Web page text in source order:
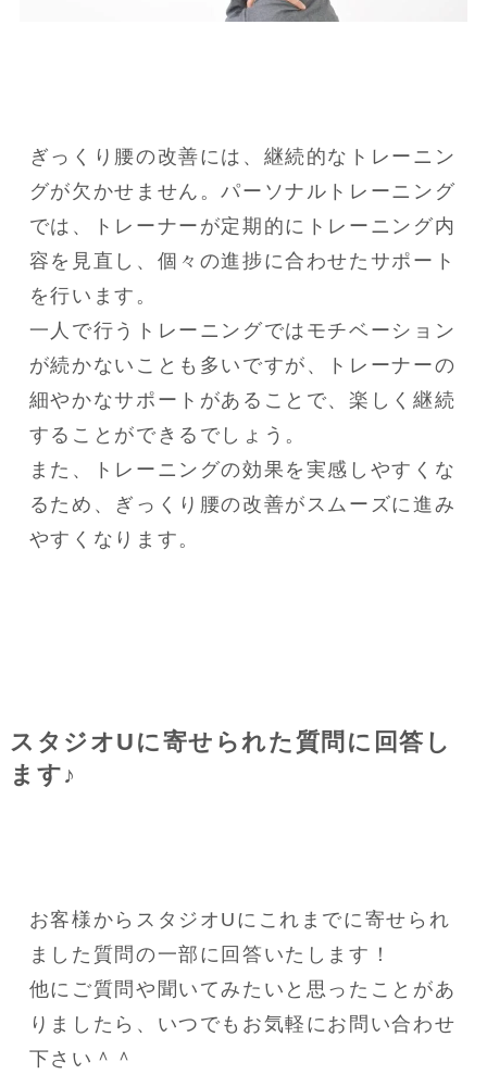
ぎっくり腰の改善には、継続的なトレーニン
グが欠かせません。パーソナルトレーニング
では、トレーナーが定期的にトレーニング内
容を見直し、個々の進捗に合わせたサポート
を行います。
一人で行うトレーニングではモチベーション
が続かないことも多いですが、トレーナーの
細やかなサポートがあることで、楽しく継続
することができるでしょう。
また、トレーニングの効果を実感しやすくな
るため、ぎっくり腰の改善がスムーズに進み
やすくなります。
スタジオUに寄せられた質問に回答し
ます♪
お客様からスタジオUにこれまでに寄せられ
ました質問の一部に回答いたします！
他にご質問や聞いてみたいと思ったことがあ
りましたら、いつでもお気軽にお問い合わせ
下さい＾＾